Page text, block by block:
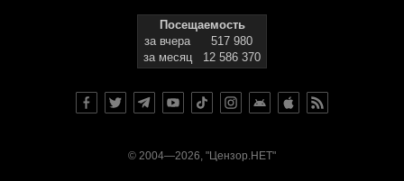
Посещаемость
за вчера
517 980
за месяц
12 586 370
© 2004—2026, "Цензор.НЕТ"